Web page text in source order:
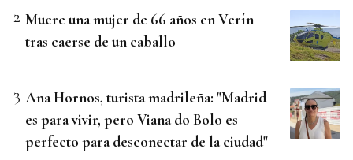
Muere una mujer de 66 años en Verín
tras caerse de un caballo
Ana Hornos, turista madrileña: "Madrid
es para vivir, pero Viana do Bolo es
perfecto para desconectar de la ciudad"